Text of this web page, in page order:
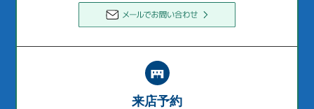
来店予約